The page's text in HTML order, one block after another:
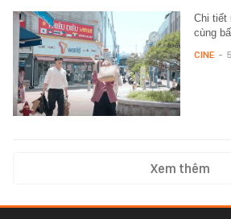
Chi tiết
cùng
CINE -
Xem thêm